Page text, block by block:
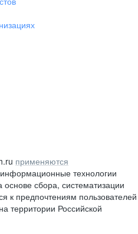
применяются
технологии
сбора, систематизации
к предпочтениям пользователей
территории Российской